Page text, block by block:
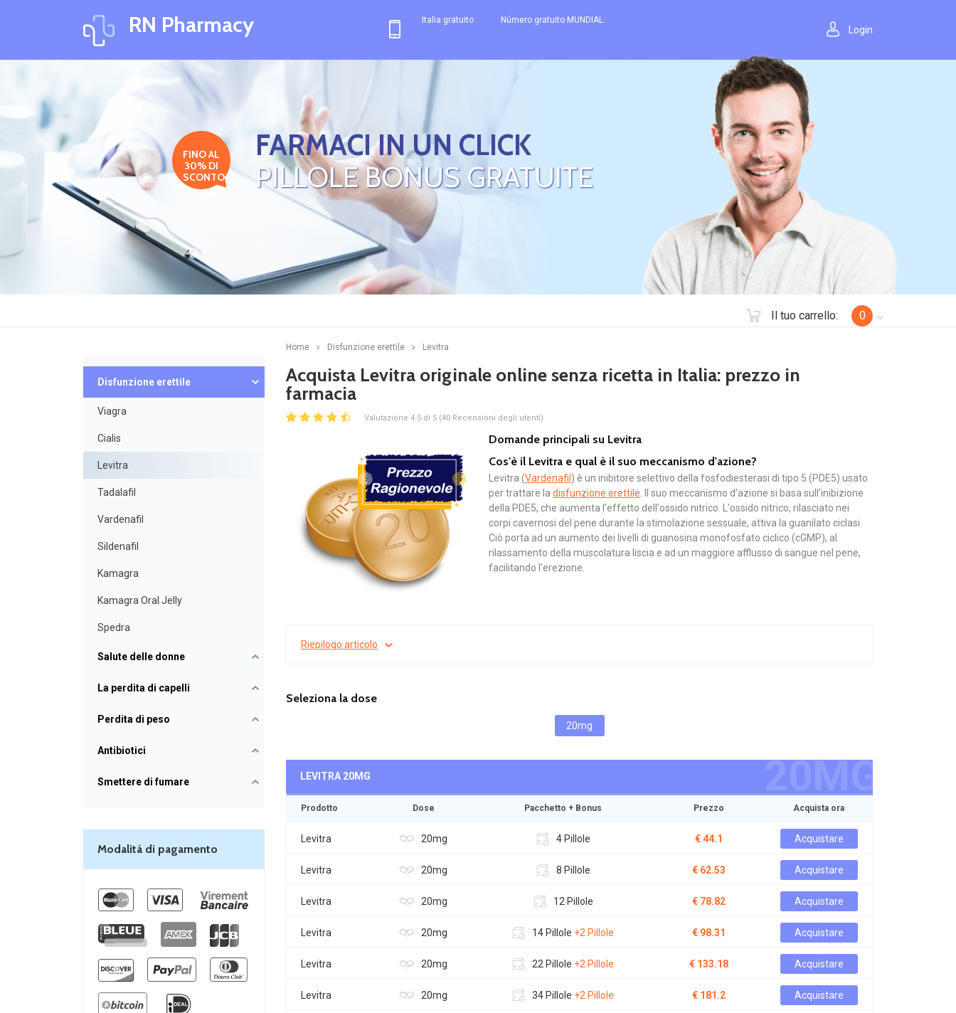
RN Pharmacy Italia gratuito Número gratuito MUNDIAL:
Login
FINO AL
30% DI
SCONTO
FARMACI IN UN CLICK
PILLOLE BONUS GRATUITE
Il tuo carrello: 0
Disfunzione erettile
Viagra
Cialis
Levitra
Tadalafil
Vardenafil
Sildenafil
Kamagra
Kamagra Oral Jelly
Spedra
Salute delle donne
La perdita di capelli
Perdita di peso
Antibiotici
Smettere di fumare
Modalità di pagamento
Home Disfunzione erettile Levitra
Acquista Levitra originale online senza ricetta in Italia: prezzo in
farmacia
Valutazione 4.5 di 5 (40 Recensioni degli utenti)
Domande principali su Levitra
Cos'è il Levitra e qual è il suo meccanismo d'azione?
Levitra (Vardenafil ) è un inibitore selettivo della fosfodiesterasi di tipo 5 (PDE5) usato
per trattare la disfunzione erettile . Il suo meccanismo d'azione si basa sull'inibizione
della PDE5, che aumenta l'effetto dell'ossido nitrico. L'ossido nitrico, rilasciato nei
corpi cavernosi del pene durante la stimolazione sessuale, attiva la guanilato ciclasi.
Ciò porta ad un aumento dei livelli di guanosina monofosfato ciclico (cGMP), al
rilassamento della muscolatura liscia e ad un maggiore afflusso di sangue nel pene,
facilitando l'erezione.
Riepilogo articolo
Seleziona la dose
20mg
LEVITRA 20MG 20MG
Prodotto Dose Pacchetto + Bonus Prezzo Acquista ora
Levitra 20mg 4 Pillole € 44.1 Acquistare
Levitra 20mg 8 Pillole € 62.53 Acquistare
Levitra 20mg 12 Pillole € 78.82 Acquistare
Levitra 20mg 14 Pillole +2 Pillole € 98.31 Acquistare
Levitra 20mg 22 Pillole +2 Pillole € 133.18 Acquistare
Levitra 20mg 34 Pillole +2 Pillole € 181.2 Acquistare